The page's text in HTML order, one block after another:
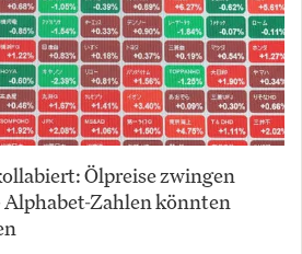
Ölpreise zwingen
Alphabet-Zahlen könnten